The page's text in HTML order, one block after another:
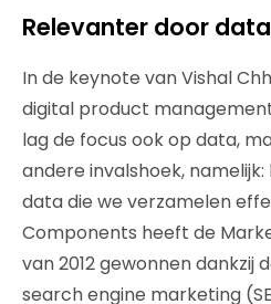
Relevanter door data
In de keynote van Vishal
digital product
lag de focus ook op data,
andere invalshoek,
data die we verzamelen
Components heeft de
van 2012 gewonnen dankzij
search engine marketing